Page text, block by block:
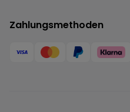
Zahlungsmethoden